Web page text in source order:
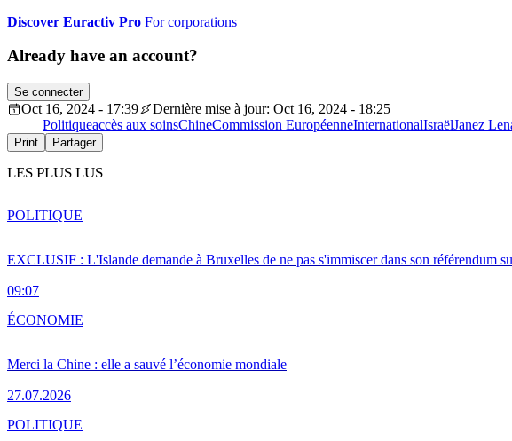
Discover Euractiv Pro For corporations
Already have an account?
Se connecter
Oct 16, 2024 - 17:39
Dernière mise à jour: Oct 16, 2024 - 18:25
Politiqueaccès aux soinsChineCommission EuropéenneInternationalIsraëlJanez
Print Partager
LES PLUS LUS
EXCLUSIF : L'Islande demande à Bruxelles de ne pas s'immiscer dans son référendum
09:07
POLITIQUE
Merci la Chine : elle a sauvé l’économie mondiale
27.07.2026
ÉCONOMIE
POLITIQUE